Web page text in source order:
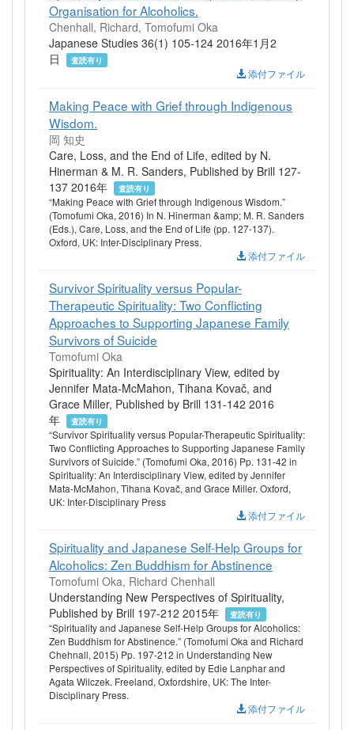
Organisation for Alcoholics.
Chenhall, Richard, Tomofumi Oka
Japanese Studies 36(1) 105-124 2016年1月2
日
査読有り
添付ファイル
Making Peace with Grief through Indigenous
Wisdom.
岡 知史
Care, Loss, and the End of Life, edited by N.
Hinerman & M. R. Sanders, Published by Brill 127-
137 2016年
査読有り
“Making Peace with Grief through Indigenous Wisdom.”
(Tomofumi Oka, 2016) In N. Hinerman &amp; M. R. Sanders
(Eds.), Care, Loss, and the End of Life (pp. 127-137).
Oxford, UK: Inter-Disciplinary Press.
添付ファイル
Survivor Spirituality versus Popular-
Therapeutic Spirituality: Two Conflicting
Approaches to Supporting Japanese Family
Survivors of Suicide
Tomofumi Oka
Spirituality: An Interdisciplinary View, edited by
Jennifer Mata-McMahon, Tihana Kovač, and
Grace Miller, Published by Brill 131-142 2016
年
査読有り
“Survivor Spirituality versus Popular-Therapeutic Spirituality:
Two Conflicting Approaches to Supporting Japanese Family
Survivors of Suicide.” (Tomofumi Oka, 2016) Pp. 131-42 in
Spirituality: An Interdisciplinary View, edited by Jennifer
Mata-McMahon, Tihana Kovač, and Grace Miller. Oxford,
UK: Inter-Disciplinary Press
添付ファイル
Spirituality and Japanese Self-Help Groups for
Alcoholics: Zen Buddhism for Abstinence
Tomofumi Oka, Richard Chenhall
Understanding New Perspectives of Spirituality,
Published by Brill 197-212 2015年
査読有り
“Spirituality and Japanese Self-Help Groups for Alcoholics:
Zen Buddhism for Abstinence.” (Tomofumi Oka and Richard
Chehnall, 2015) Pp. 197-212 in Understanding New
Perspectives of Spirituality, edited by Edie Lanphar and
Agata Wilczek. Freeland, Oxfordshire, UK: The Inter-
Disciplinary Press.
添付ファイル